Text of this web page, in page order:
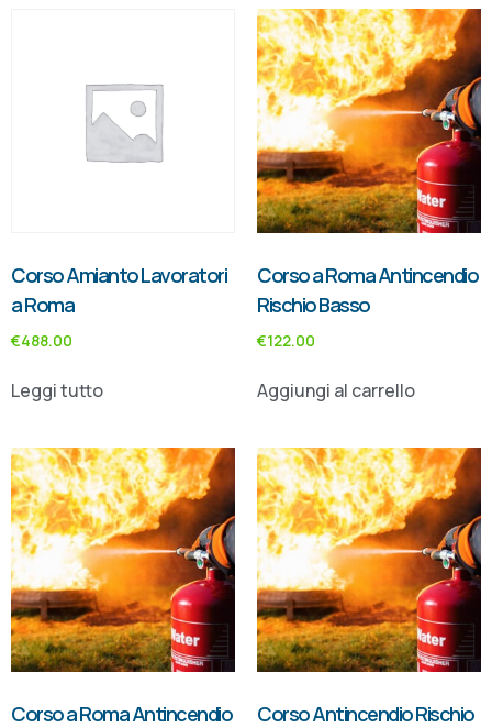
Corso Amianto Lavoratori
a Roma
€488.00
Leggi tutto
Corso a Roma Antincendio
Rischio Basso
€122.00
Aggiungi al carrello
Corso a Roma Antincendio
Corso Antincendio Rischio